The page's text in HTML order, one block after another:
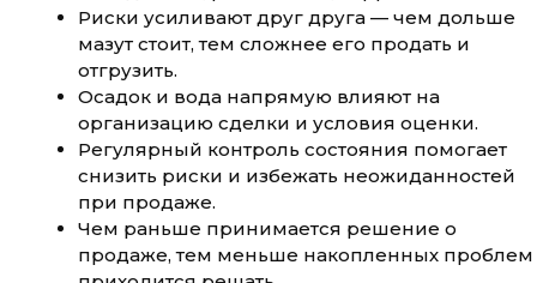
Риски усиливают друг друга — чем дольше
мазут стоит, тем сложнее его продать и
отгрузить.
Осадок и вода напрямую влияют на
организацию сделки и условия оценки.
Регулярный контроль состояния помогает
снизить риски и избежать неожиданностей
при продаже.
Чем раньше принимается решение о
продаже, тем меньше накопленных проблем